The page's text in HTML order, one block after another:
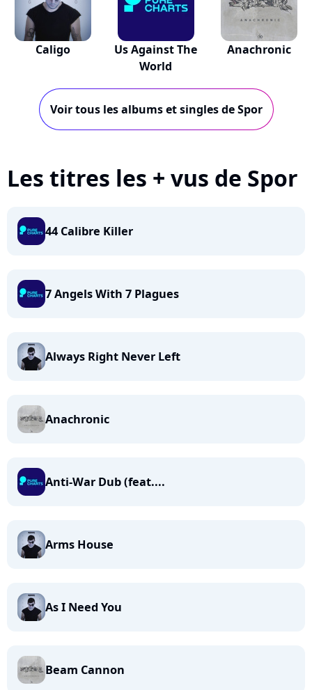
Caligo
Us Against The
World
Anachronic
Voir tous les albums et singles de Spor
Les titres les + vus de Spor
44 Calibre Killer
7 Angels With 7 Plagues
Always Right Never Left
Anachronic
Anti-War Dub (feat....
Arms House
As I Need You
Beam Cannon